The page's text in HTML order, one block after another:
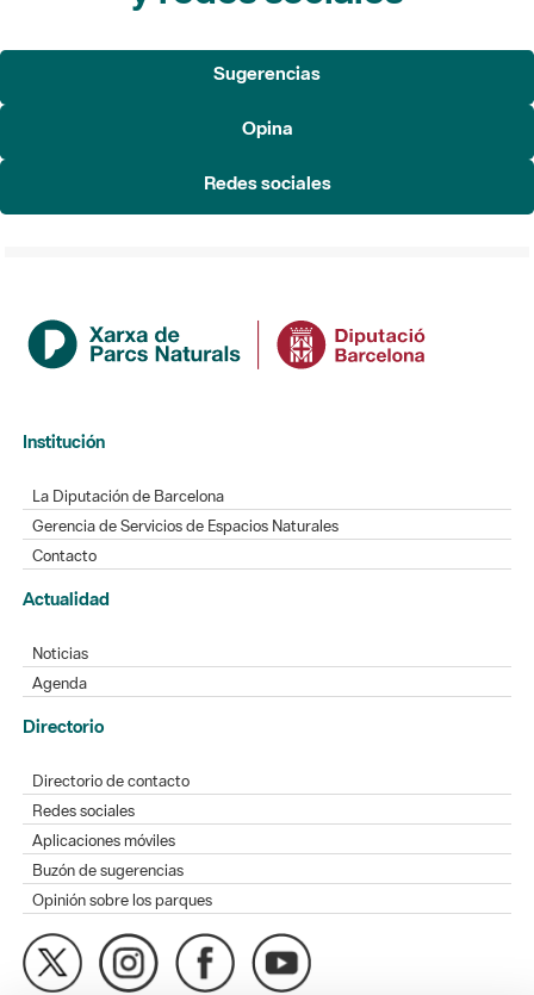
Sugerencias
Opina
Redes sociales
Institución
La Diputación de Barcelona
Gerencia de Servicios de Espacios Naturales
Contacto
Actualidad
Noticias
Agenda
Directorio
Directorio de contacto
Redes sociales
Aplicaciones móviles
Buzón de sugerencias
Opinión sobre los parques